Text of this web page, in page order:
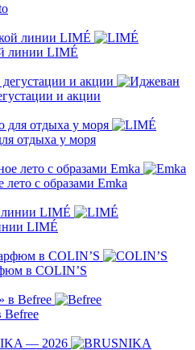
линии LIMÉ
и акции
отдыха у моря
с образами Emka
LIMÉ
в COLIN’S
Befree